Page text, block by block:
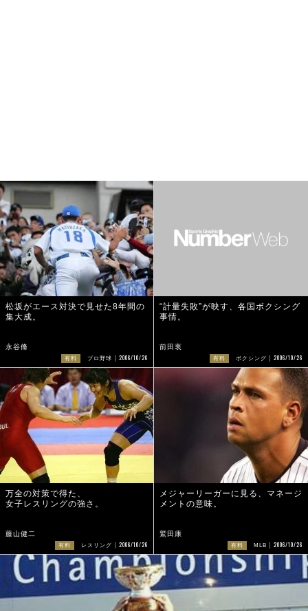
松坂がエース対決で見せた8年間の
集大成。
永谷脩
有料 プロ野球 2006/10/26
“計量失敗”が映す、各国ボクシング
事情。
前田衷
有料 ボクシング 2006/10/26
万全の対策で得た、
女子レスリングの強さ。
藤山健二
有料 レスリング 2006/10/26
メジャーリーガーに見る、マネージ
メントの意味。
鷲田康
有料 MLB 2006/10/26